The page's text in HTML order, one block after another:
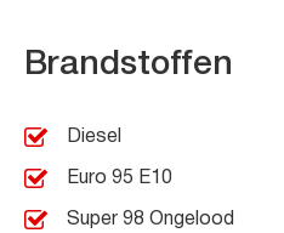
Brandstoffen
Diesel
Euro 95 E10
Super 98 Ongelood